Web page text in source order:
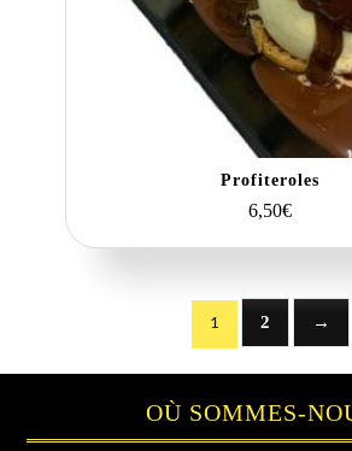
Profiteroles
6,50€
1 2 →
OÙ SOMMES-